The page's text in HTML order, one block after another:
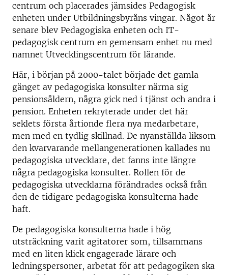
centrum och placerades jämsides Pedagogisk
enheten under Utbildningsbyråns vingar. Något år
senare blev Pedagogiska enheten och IT-
pedagogisk centrum en gemensam enhet nu med
namnet Utvecklingscentrum för lärande.
Här, i början på 2000-talet började det gamla
gänget av pedagogiska konsulter närma sig
pensionsåldern, några gick ned i tjänst och andra i
pension. Enheten rekryterade under det här
seklets första årtionde flera nya medarbetare,
men med en tydlig skillnad. De nyanställda liksom
den kvarvarande mellangenerationen kallades nu
pedagogiska utvecklare, det fanns inte längre
några pedagogiska konsulter. Rollen för de
pedagogiska utvecklarna förändrades också från
den de tidigare pedagogiska konsulterna hade
haft.
De pedagogiska konsulterna hade i hög
utsträckning varit agitatorer som, tillsammans
med en liten klick engagerade lärare och
ledningspersoner, arbetat för att pedagogiken ska